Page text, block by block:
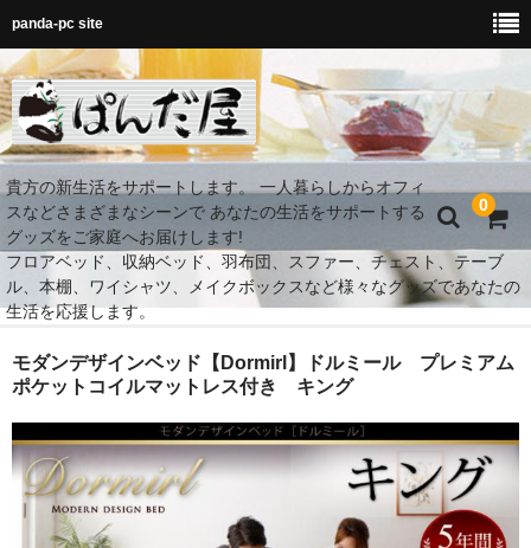
panda-pc site
0
貴方の新生活をサポートします。 一人暮らしからオフィ
スなどさまざまなシーンで あなたの生活をサポートする
グッズをご家庭へお届けします!
フロアベッド、収納ベッド、羽布団、スファー、チェスト、テーブ
ル、本棚、ワイシャツ、メイクボックスなど様々なグッズであなたの
生活を応援します。
MY Room 快適空間
ベッド
MY Room 快適収納
モダンデザインベッド【Dormirl】ドルミール プレミアム
ポケットコイルマットレス付き キング